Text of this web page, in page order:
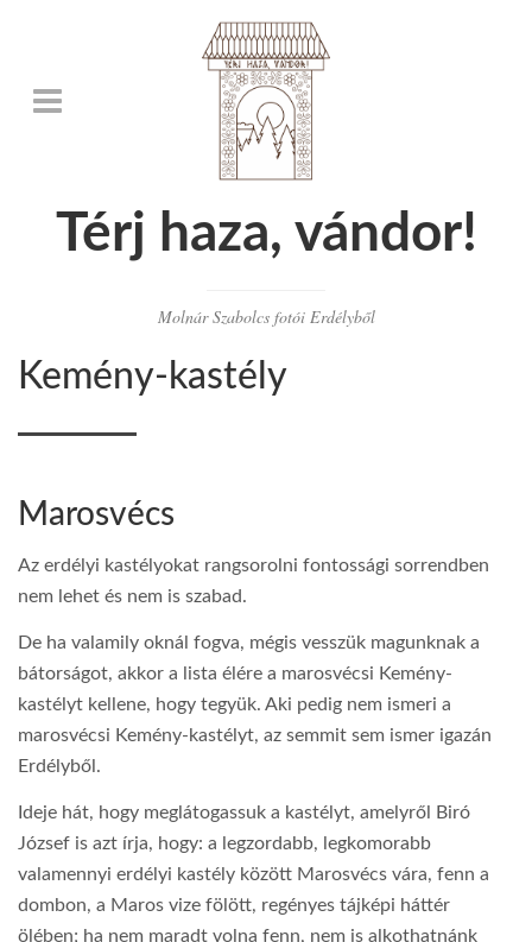
Térj haza, vándor!
Molnár Szabolcs fotói Erdélyből
Kemény-kastély
Marosvécs
Az erdélyi kastélyokat rangsorolni fontossági sorrendben
nem lehet és nem is szabad.
De ha valamily oknál fogva, mégis vesszük magunknak a
bátorságot, akkor a lista élére a marosvécsi Kemény-
kastélyt kellene, hogy tegyük. Aki pedig nem ismeri a
marosvécsi Kemény-kastélyt, az semmit sem ismer igazán
Erdélyből.
Ideje hát, hogy meglátogassuk a kastélyt, amelyről Biró
József is azt írja, hogy: a legzordabb, legkomorabb
valamennyi erdélyi kastély között Marosvécs vára, fenn a
dombon, a Maros vize fölött, regényes tájképi háttér
ölében; ha nem maradt volna fenn, nem is alkothatnánk